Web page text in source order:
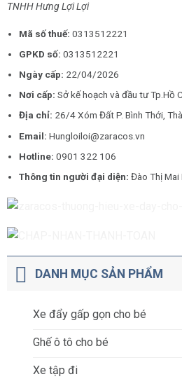
TNHH Hưng Lợi Lợi
Mã số thuế: 0313512221
GPKD số:0313512221
Ngày cấp: 22/04/2026
Nơi cấp:Sở kế hoạch và đầu tư Tp.Hồ
Địa chỉ: 26/4 Xóm Đất P. Bình Thới,
Email:Hungloiloi@zaracos.vn
Hotline:0901 322 106
Thông tin người đại diện:Đào Thị Mai
DANH MỤC SẢN PHẨM
Xe đẩy gấp gọn cho bé
Ghế ô tô cho bé
Xe tập đi